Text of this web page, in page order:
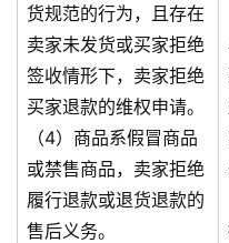
货规范的行为，且存在
卖家未发货或买家拒绝
签收情形下，卖家拒绝
买家退款的维权申请。
（4）商品系假冒商品
或禁售商品，卖家拒绝
履行退款或退货退款的
售后义务。